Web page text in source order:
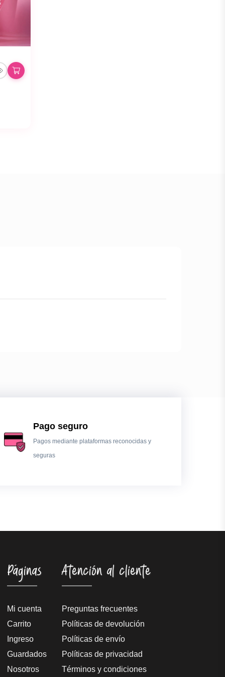
Pago seguro
Pagos mediante plataformas reconocidas y
seguras
Páginas
Mi cuenta
Carrito
Ingreso
Guardados
Nosotros
Atención al cliente
Preguntas frecuentes
Políticas de devolución
Políticas de envío
Políticas de privacidad
Términos y condiciones